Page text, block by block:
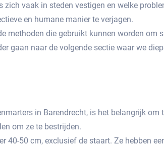
vaak in steden vestigen en welke
en humane manier te verjagen.​
die gebruikt kunnen worden om
gaan naar de volgende sectie waar we
in Barendrecht, is het belangrijk om
om ze te bestrijden.​
40-50 cm, exclusief de staart.​ Ze hebben